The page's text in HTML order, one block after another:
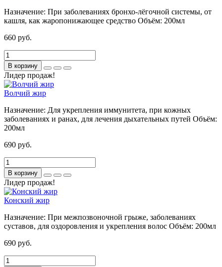
Назначение: При заболеваниях бронхо-лёгочной системы, от
кашля, как жаропонижающее средство Объём: 200мл
660 руб.
В корзину
Лидер продаж!
Волчий жир
Назначение: Для укрепления иммунитета, при кожных
заболеваниях и ранах, для лечения дыхательных путей Объём:
200мл
690 руб.
В корзину
Лидер продаж!
Конский жир
Назначение: При межпозвоночной грыже, заболеваниях
суставов, для оздоровления и укрепления волос Объём: 200мл
690 руб.